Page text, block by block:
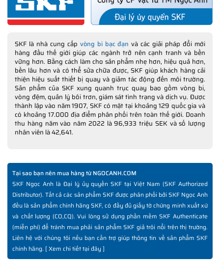
SKF là nhà cung cấp vòng bi bạc đạn và các giải pháp đổi mới
hàng đầu thế giới giúp các ngành trở nên cạnh tranh và bền
vững hơn. Bằng cách làm cho sản phẩm nhẹ hơn, hiệu quả hơn,
bền lâu hơn và có thể sửa chữa được, SKF giúp khách hàng cải
thiện hiệu suất thiết bị quay và giảm tác động đến môi trường.
Sản phẩm của SKF xung quanh trục quay bao gồm vòng bi,
vòng đệm, quản lý bôi trơn, giám sát tình trạng và dịch vụ. Được
thành lập vào năm 1907, SKF có mặt tại khoảng 129 quốc gia và
có khoảng 17.000 địa điểm phân phối trên toàn thế giới. Doanh
thu hàng năm vào năm 2022 là 96,933 triệu SEK và số lượng
nhân viên là 42,641.
Tại sao bạn nên mua hàng từ NGOCANH.COM
SKF Ngọc Anh là Đại lý ủy quyền SKF tại Việt Nam (SKF Authorized
Distributor). Tất cả các sản phẩm SKF được phân phối bởi SKF Ngọc Anh
đều là sản phẩm chính hãng SKF, có đầy đủ giấy tờ chứng minh xuất xứ
và chất lượng (CO,CQ). Vui lòng sử dụng phần mềm SKF Authenticate
(miễn phí) để tránh mua phải sản phẩm SKF giả trôi nổi trên thị trường.
Liên hệ với chúng tôi nếu bạn cần trợ giúp thông tin về sản phẩm SKF
chính hãng. [Xem chi tiết tại đây]